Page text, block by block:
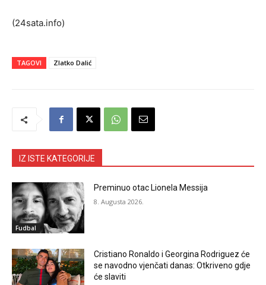
(24sata.info)
TAGOVI Zlatko Dalić
IZ ISTE KATEGORIJE
Fudbal
Preminuo otac Lionela Messija
8. Augusta 2026.
Cristiano Ronaldo i Georgina Rodriguez će
se navodno vjenčati danas: Otkriveno gdje
će slaviti